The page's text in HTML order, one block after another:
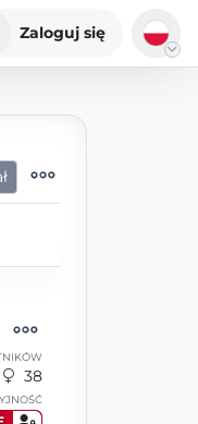
Zaloguj się
38